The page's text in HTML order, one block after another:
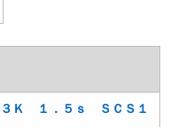
Ｋ １．５ｓ ＳＣＳ１